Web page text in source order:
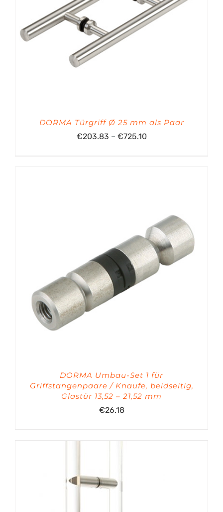
DORMA Türgriff Ø 25 mm als Paar
€203.83 – €725.10Preisspanne:
DORMA Umbau-Set 1 für
Griffstangenpaare / Knaufe, beidseitig,
Glastür 13,52 – 21,52 mm
€26.18